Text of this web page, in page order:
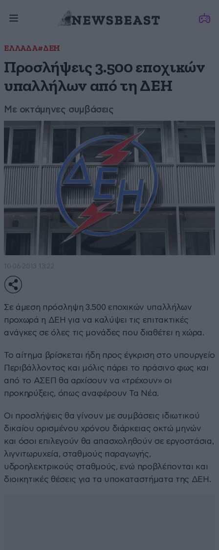
ΕΛΛΑΔΑ#ΔΕΗ
Προσλήψεις 3.500 εποχικών
υπαλλήλων από τη ΔΕΗ
Με οκτάμηνες συμβάσεις
10·06·2013 13:22
Σε άμεση πρόσληψη 3.500 εποχικών υπαλλήλων
προχωρά η ΔΕΗ για να καλύψει τις επιτακτικές
ανάγκες σε όλες τις μονάδες που διαθέτει η χώρα.
Το αίτημα βρίσκεται ήδη προς έγκριση στο υπουργείο
Περιβάλλοντος και μόλις πάρει το πράσινο φως και
από το ΑΣΕΠ θα αρχίσουν να «τρέχουν» οι
προκηρύξεις, όπως αναφέρουν Τα Νέα.
Οι προσλήψεις θα γίνουν με συμβάσεις ιδιωτικού
δικαίου ορισμένου χρόνου διάρκειας οκτώ μηνών
και όσοι επιλεγούν θα απασχοληθούν σε εργοστάσια,
λιγνιτωρυχεία, σταθμούς παραγωγής,
υδροηλεκτρικούς σταθμούς, ενώ προβλέπονται και
διοικητικές θέσεις για τα υποκαταστήματα της ΔΕΗ.